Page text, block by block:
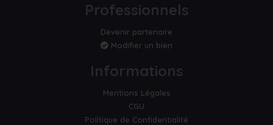
Professionnels
Devenir partenaire
Modifier un bien
Informations
Mentions Légales
CGU
Politique de Confidentialité